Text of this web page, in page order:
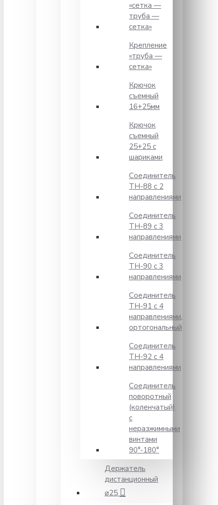
«сетка —
труба —
сетка»
Крепление
«труба —
сетка»
Крючок
съемный
16+25мм
Крючок
съемный
25+25 с
шариками
Соединитель
TH-88 с 2
направлениями
Соединитель
TH-89 с 3
направлениями
Соединитель
TH-90 с 3
направлениями
Соединитель
TH-91 с 4
направлениями,
ортогональный
Соединитель
TH-92 с 4
направлениями
Соединитель
поворотный
(коленчатый)
с
неразжимными
винтами
90°-180°
Держатель
дистанционный
⌀25